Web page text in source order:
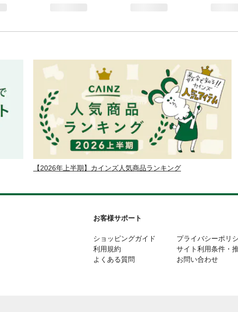
【2026年上半期】カインズ人気商品ランキング
お客様サポート
ショッピングガイド
利用規約
よくある質問
プライバシーポリ
サイト利用条件・
お問い合わせ